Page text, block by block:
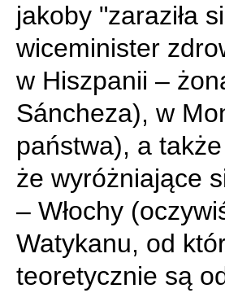
jakoby "zaraziła
wiceminister
w Hiszpanii –
Sáncheza), w
państwa), a
że wyróżniające
– Włochy
Watykanu, od
teoretycznie są